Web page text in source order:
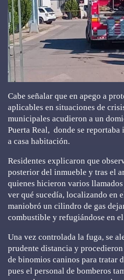
Cabe señalar que en apego a
aplicables en situaciones de
municipales acudieron a un
Puerta Real, donde se
a casa habitación.
Residentes explicaron que
posterior del inmueble y tras el
quienes hicieron varios
ver qué sucedía, localizando en
maniobró un cilindro de gas
combustible y refugiándose en
Una vez controlada la fuga, se
prudente distancia y
de binomios caninos para tratar
pues el personal de bomberos